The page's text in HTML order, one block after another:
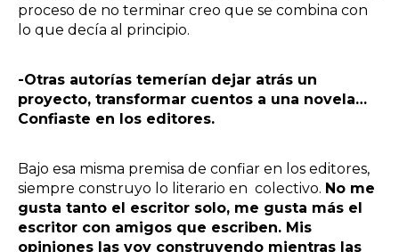
proceso de no terminar creo que se combina con
lo que decía al principio.
-Otras autorías temerían dejar atrás un
proyecto, transformar cuentos a una novela…
Confiaste en los editores.
Bajo esa misma premisa de confiar en los editores,
siempre construyo lo literario en colectivo. No me
gusta tanto el escritor solo, me gusta más el
escritor con amigos que escriben. Mis
opiniones las voy construyendo mientras las